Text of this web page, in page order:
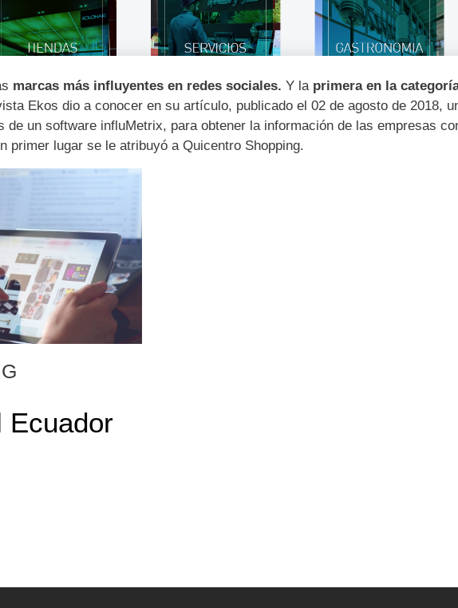
marcas más influyentes en redes sociales. Y la primera en la
Ekos dio a conocer en su artículo, publicado el 02 de agosto de 2018,
de un software influMetrix, para obtener la información de las empresas
primer lugar se le atribuyó a Quicentro Shopping.
Ecuador